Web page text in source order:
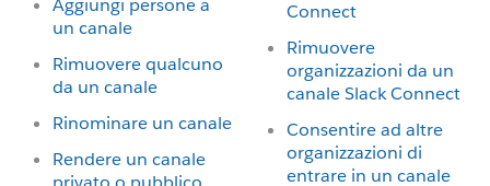
Aggiungi persone a
un canale
Rimuovere qualcuno
da un canale
Rinominare un canale
Rendere un canale
Connect
Rimuovere
organizzazioni da un
canale Slack Connect
Consentire ad altre
organizzazioni di
entrare in un canale